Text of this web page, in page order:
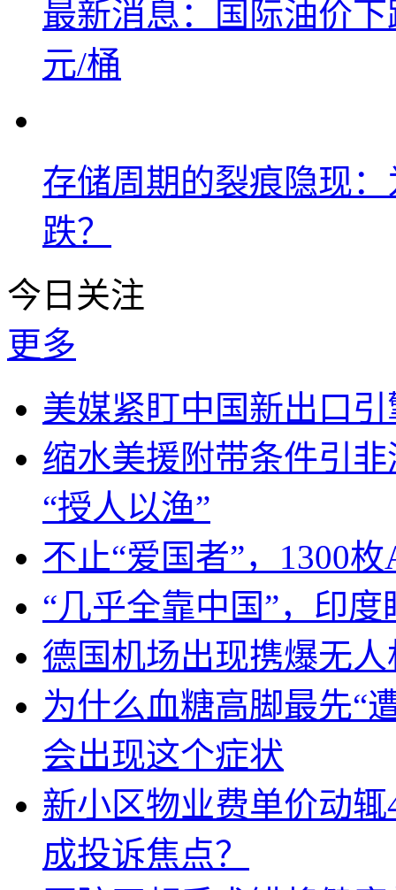
最新消息：国际油价
元/桶
存储周期的裂痕隐现
跌？
今日关注
更多
美媒紧盯中国新出口
缩水美援附带条件引
“授人以渔”
不止“爱国者”，1300
“几乎全靠中国”，印
德国机场出现携爆无
为什么血糖高脚最先“
会出现这个症状
新小区物业费单价动
成投诉焦点？